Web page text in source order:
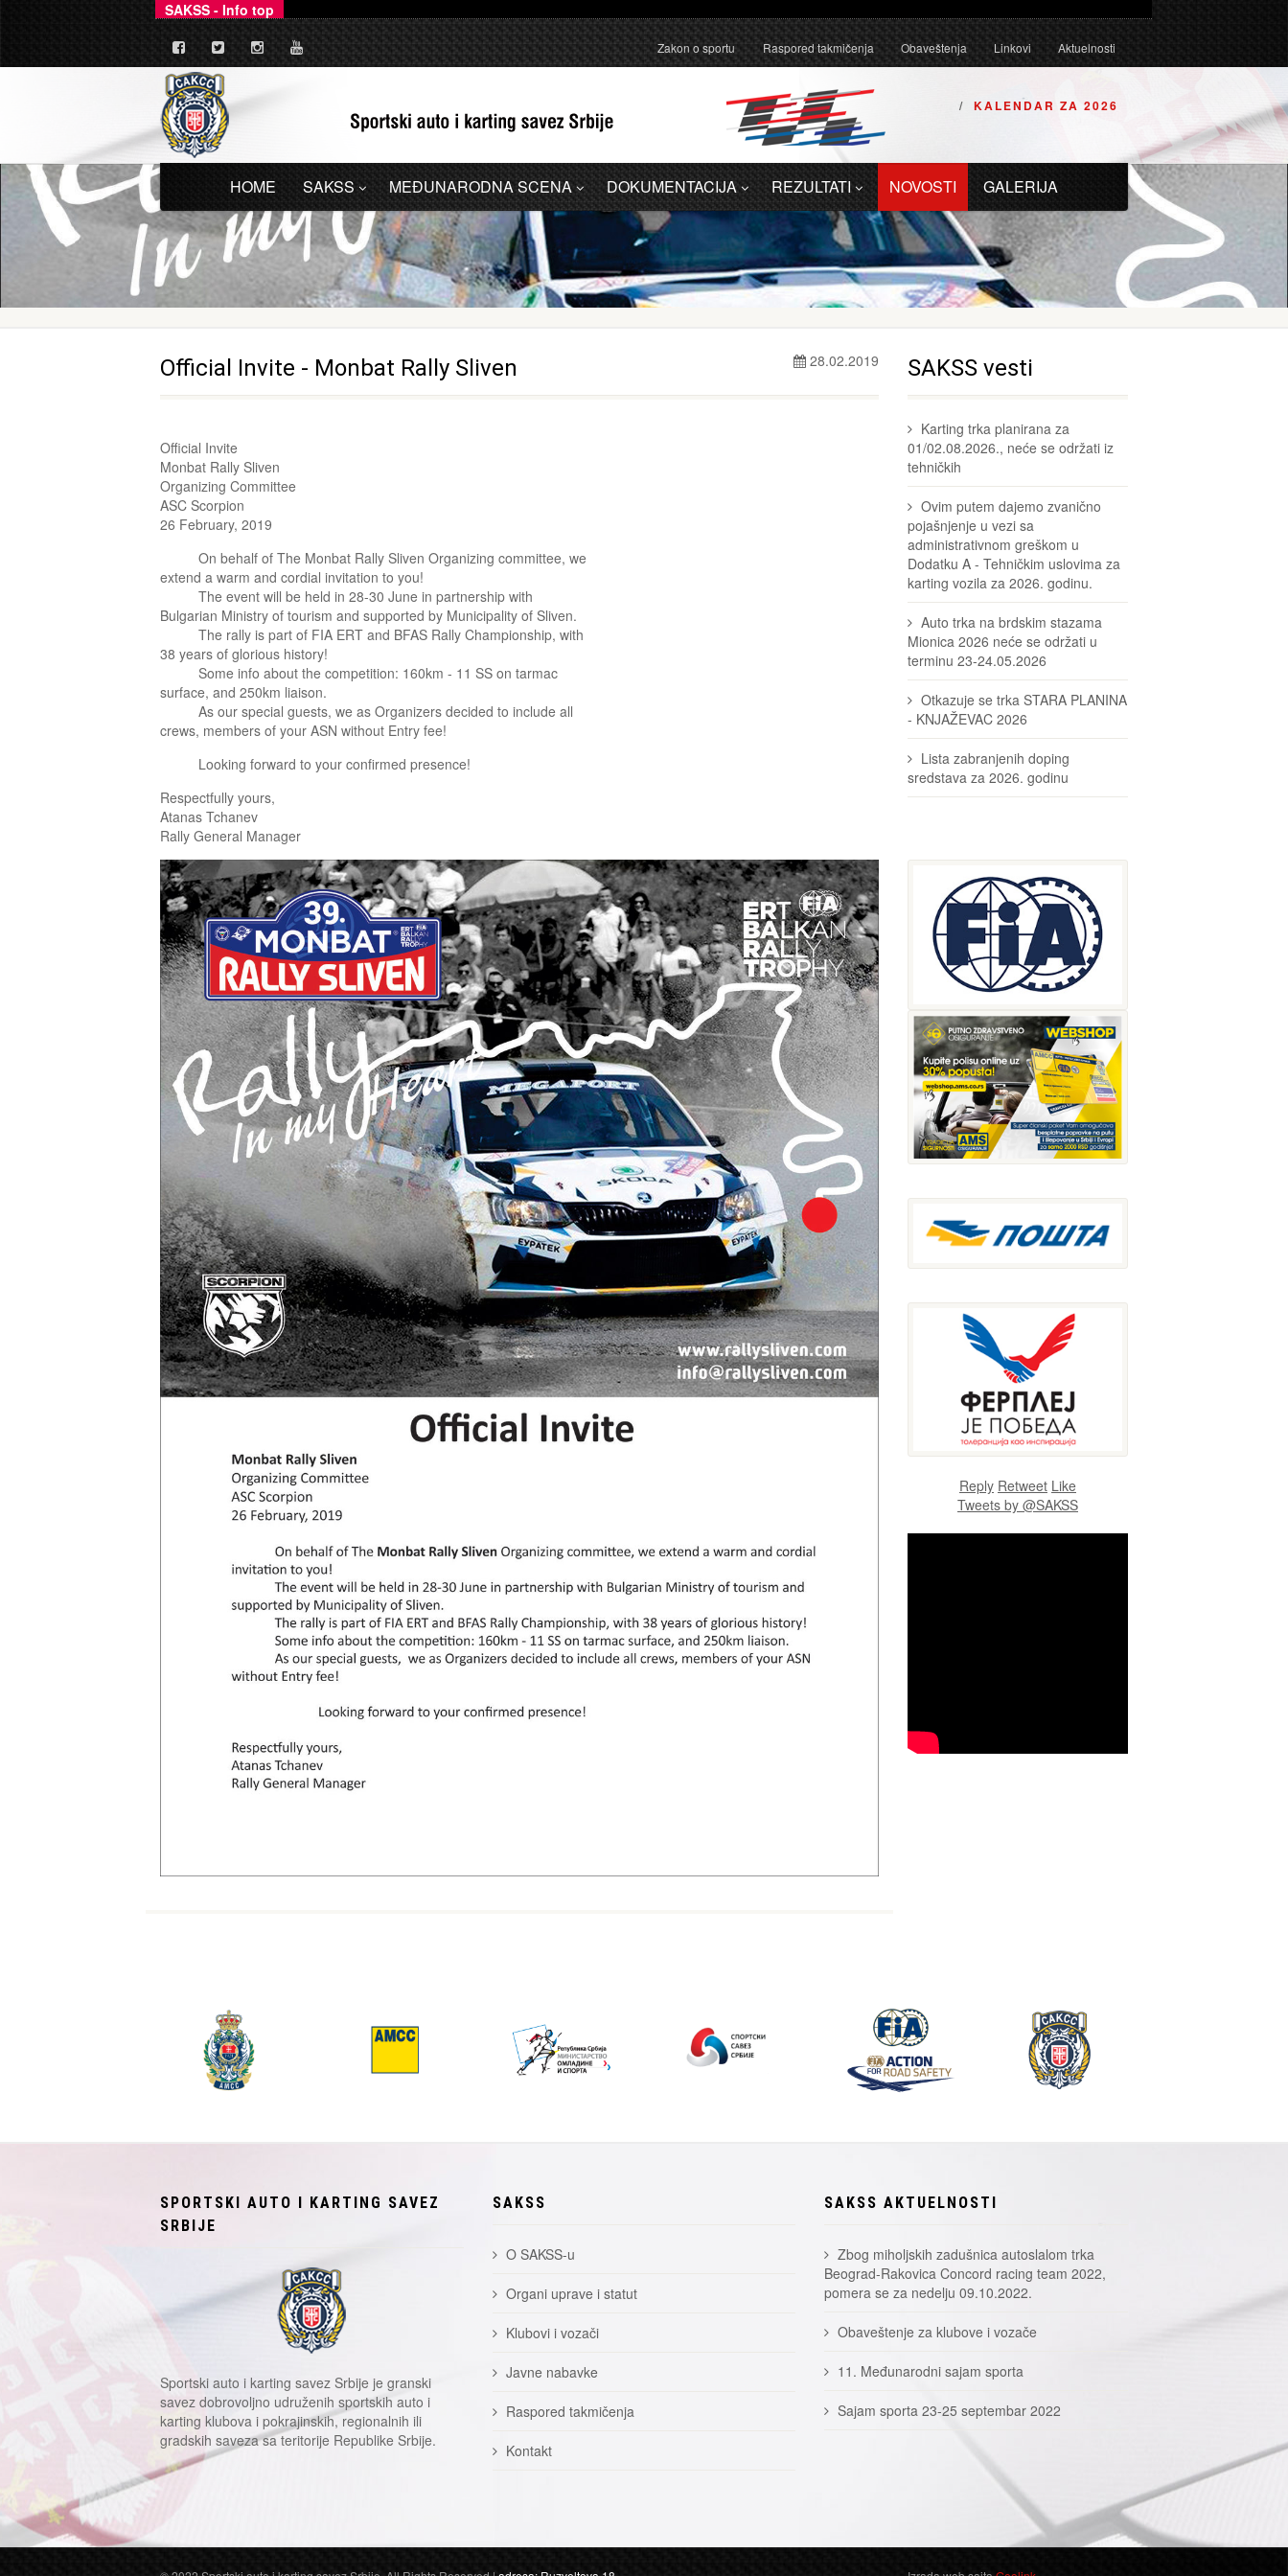
SAKSS - Info top
Zakon o sportu Raspored takmičenja Obaveštenja Linkovi Aktuelnosti
KALENDAR ZA 2026
HOME SAKSS MEĐUNARODNA SCENA DOKUMENTACIJA REZULTATI NOVOSTI GALERIJA
Official Invite - Monbat Rally Sliven 28.02.2019
Official Invite
Monbat Rally Sliven
Organizing Committee
ASC Scorpion
26 February, 2019
On behalf of The Monbat Rally Sliven Organizing committee, we
extend a warm and cordial invitation to you!
The event will be held in 28-30 June in partnership with
Bulgarian Ministry of tourism and supported by Municipality of Sliven.
The rally is part of FIA ERT and BFAS Rally Championship, with
38 years of glorious history!
Some info about the competition: 160km - 11 SS on tarmac
surface, and 250km liaison.
As our special guests, we as Organizers decided to include all
crews, members of your ASN without Entry fee!
Looking forward to your confirmed presence!
Respectfully yours,
Atanas Tchanev
Rally General Manager
SAKSS vesti
Karting trka planirana za
01/02.08.2026., neće se održati iz
tehničkih
Ovim putem dajemo zvanično
pojašnjenje u vezi sa
administrativnom greškom u
Dodatku A - Tehničkim uslovima za
karting vozila za 2026. godinu.
Auto trka na brdskim stazama
Mionica 2026 neće se održati u
terminu 23-24.05.2026
Otkazuje se trka STARA PLANINA
- KNJAŽEVAC 2026
Lista zabranjenih doping
sredstava za 2026. godinu
Reply Retweet Like
Tweets by @SAKSS
SPORTSKI AUTO I KARTING SAVEZ
SRBIJE
Sportski auto i karting savez Srbije je granski
savez dobrovoljno udruženih sportskih auto i
karting klubova i pokrajinskih, regionalnih ili
gradskih saveza sa teritorije Republike Srbije.
SAKSS
O SAKSS-u
Organi uprave i statut
Klubovi i vozači
Javne nabavke
Raspored takmičenja
Kontakt
SAKSS AKTUELNOSTI
Zbog miholjskih zadušnica autoslalom trka
Beograd-Rakovica Concord racing team 2022,
pomera se za nedelju 09.10.2022.
Obaveštenje za klubove i vozače
11. Međunarodni sajam sporta
Sajam sporta 23-25 septembar 2022